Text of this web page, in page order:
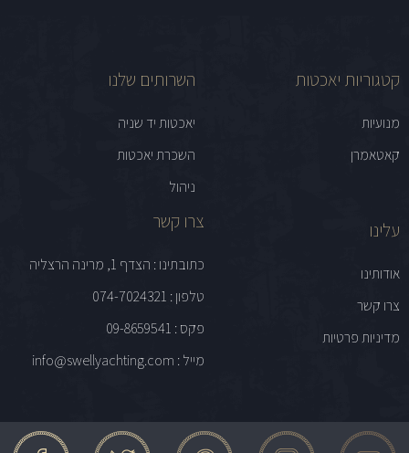
קטגוריות יאכטות
מנועיות
קאטאמרן
השרותים שלנו
יאכטות יד שניה
השכרת יאכטות
ניהול
עלינו
אודותינו
צרו קשר
מדיניות פרטיות
צרו קשר
כתובתינו : הצדף 1, מרינה הרצליה
טלפון : 074-7024321
פקס : 09-8659541
מייל : info@swellyachting.com